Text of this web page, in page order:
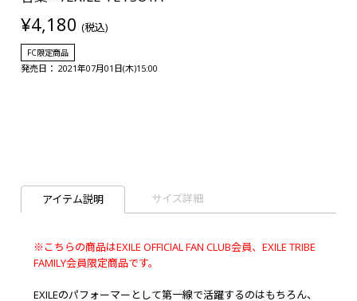
¥4,180 (税込)
FC限定商品
発売日： 2021年07月01日(木)15:00
アイテム説明 サイズ詳細
※こちらの商品はEXILE OFFICIAL FAN CLUB会員、EXILE TRIBE
FAMILY会員限定商品です。
EXILEのパフォーマーとして第一線で活躍するのはもちろん、